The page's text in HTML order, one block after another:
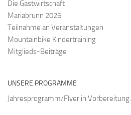
Die Gastwirtschaft
Mariabrunn 2026
Teilnahme an Veranstaltungen
Mountainbike Kindertraining
Mitglieds-Beiträge
UNSERE PROGRAMME
Jahresprogramm/Flyer in Vorbereitung.